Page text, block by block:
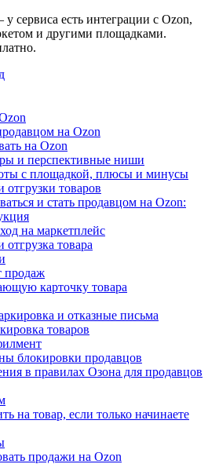
сервиса есть интеграции с Ozon,
и другими площадками.
на Ozon
на Ozon
и перспективные ниши
с площадкой, плюсы и минусы
товаров
и стать продавцом на Ozon:
на маркетплейс
отгрузка товара
продаж
карточку товара
и отказные письма
товаров
блокировки продавцов
в правилах Озона для продавцов
на товар, если только начинаете
продажи на Ozon